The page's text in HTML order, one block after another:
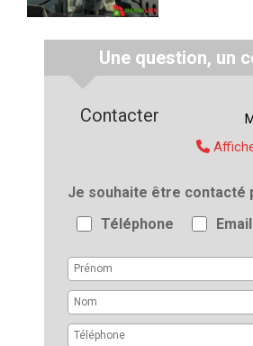
Une question, un
Je souhaite être contacté
Téléphone
Email
Contacter